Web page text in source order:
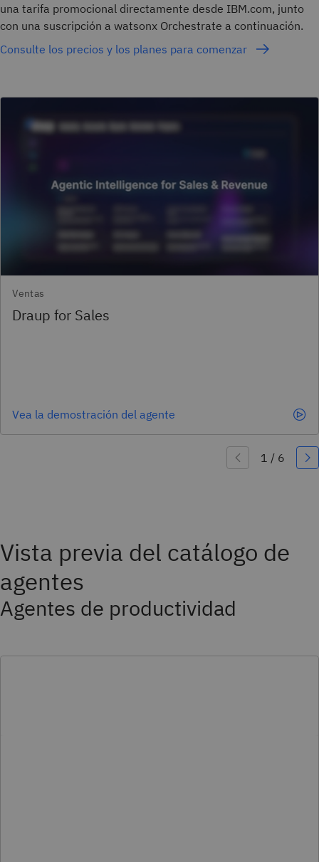
una tarifa promocional directamente desde IBM.com, junto
con una suscripción a watsonx Orchestrate a continuación.
Consulte los precios y los planes para comenzar
Ventas
Vea la demostración del agente
Vista previa del catálogo de
agentes
Agentes de productividad